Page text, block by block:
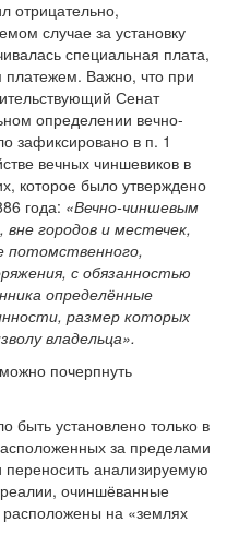
отрицательно,
случае за установку
специальная плата,
платежем. Важно, что при
Сенат
определении вечно-
зафиксировано в п. 1
вечных чиншевиков в
которое было утверждено
года: «Вечно-чиншевым
городов и местечек,
потомственного,
с обязанностью
определённые
размер которых
владельца».
почерпнуть
быть установлено только в
за пределами
переносить анализируемую
очиншёванные
на «землях